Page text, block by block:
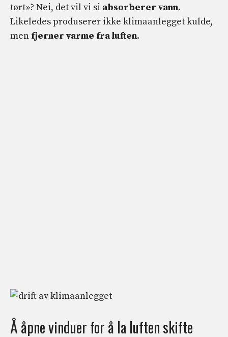
tørt»? Nei, det vil vi si absorberer vann.
Likeledes produserer ikke klimaanlegget kulde,
men fjerner varme fra luften.
Å åpne vinduer for å la luften skifte